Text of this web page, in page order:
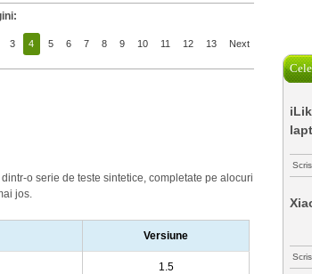
3 4 5 6 7 8 9 10 11 12 13 Next
o serie de teste sintetice, completate pe alocuri
jos.
Versiune
1.5